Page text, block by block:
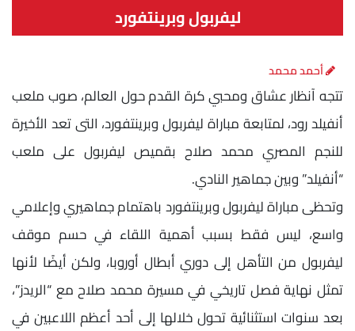
ليفربول وبرينتفورد
أحمد محمد
تتجه آنظار عشاق ومحبي كرة القدم حول العالم، صوب ملعب
أنفيلد رود، لمتابعة مباراة ليفربول وبرينتفورد، التى تعد الأخيرة
للنجم المصري محمد صلاح بقميص ليفربول على ملعب
“أنفيلد” وبين جماهير النادي.
وتحظى مباراة ليفربول وبرينتفورد باهتمام جماهيري وإعلامي
واسع، ليس فقط بسبب أهمية اللقاء في حسم موقف
ليفربول من التأهل إلى دوري أبطال أوروبا، ولكن أيضًا لأنها
تمثل نهاية فصل تاريخي في مسيرة محمد صلاح مع “الريدز”،
بعد سنوات استثنائية تحول خلالها إلى أحد أعظم اللاعبين في